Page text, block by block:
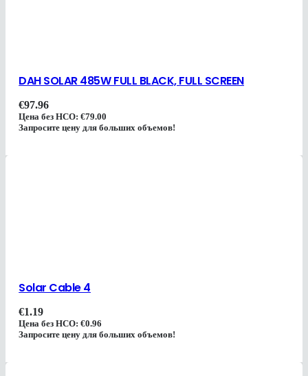
DAH SOLAR 485W FULL BLACK, FULL SCREEN
€97.96
Цена без НСО:€79.00
Запросите цену для больших объемов!
Solar Cable 4
€1.19
Цена без НСО:€0.96
Запросите цену для больших объемов!